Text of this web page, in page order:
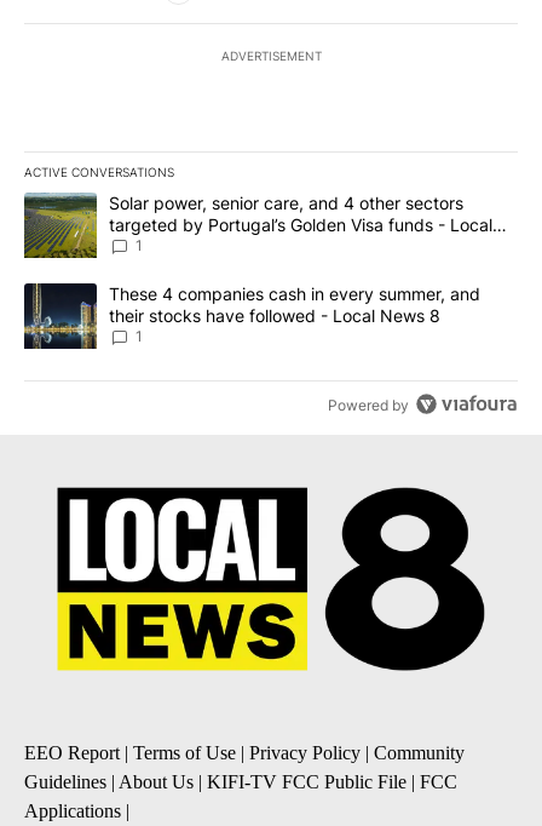
ADVERTISEMENT
ACTIVE CONVERSATIONS
The following is a list of the most commented articles in the last
A trending article titled "Solar power, senior care, and 4 other
Solar power, senior care, and 4 other sectors
targeted by Portugal’s Golden Visa funds - Local
News 8
1
A trending article titled "These 4 companies cash in every
These 4 companies cash in every summer, and
their stocks have followed - Local News 8
1
Powered by
EEO Report | Terms of Use | Privacy Policy | Community
Guidelines | About Us | KIFI-TV FCC Public File | FCC
Applications |